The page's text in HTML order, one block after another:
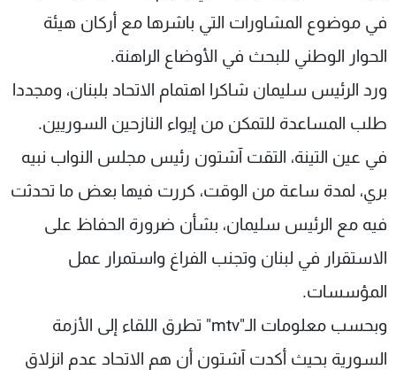
في موضوع المشاورات التي باشرها مع أركان هيئة
الحوار الوطني للبحث في الأوضاع الراهنة.
ورد الرئيس سليمان شاكرا اهتمام الاتحاد بلبنان، ومجددا
طلب المساعدة للتمكن من إيواء النازحين السوريين.
في عين التينة، التقت آشتون رئيس مجلس النواب نبيه
بري، لمدة ساعة من الوقت، كررت فيها بعض ما تحدثت
فيه مع الرئيس سليمان، بشأن ضرورة الحفاظ على
الاستقرار في لبنان وتجنب الفراغ واستمرار عمل
المؤسسات.
وبحسب معلومات الـ"mtv" تطرق اللقاء إلى الأزمة
السورية بحيث أكدت آشتون أن هم الاتحاد عدم انزلاق